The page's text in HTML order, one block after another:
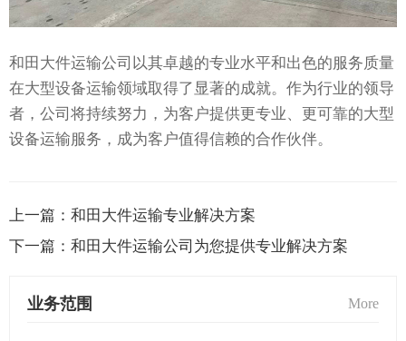
和田大件运输公司以其卓越的专业水平和出色的服务质量
在大型设备运输领域取得了显著的成就。作为行业的领导
者，公司将持续努力，为客户提供更专业、更可靠的大型
设备运输服务，成为客户值得信赖的合作伙伴。
上一篇： 和田大件运输专业解决方案
下一篇： 和田大件运输公司为您提供专业解决方案
业务范围 More